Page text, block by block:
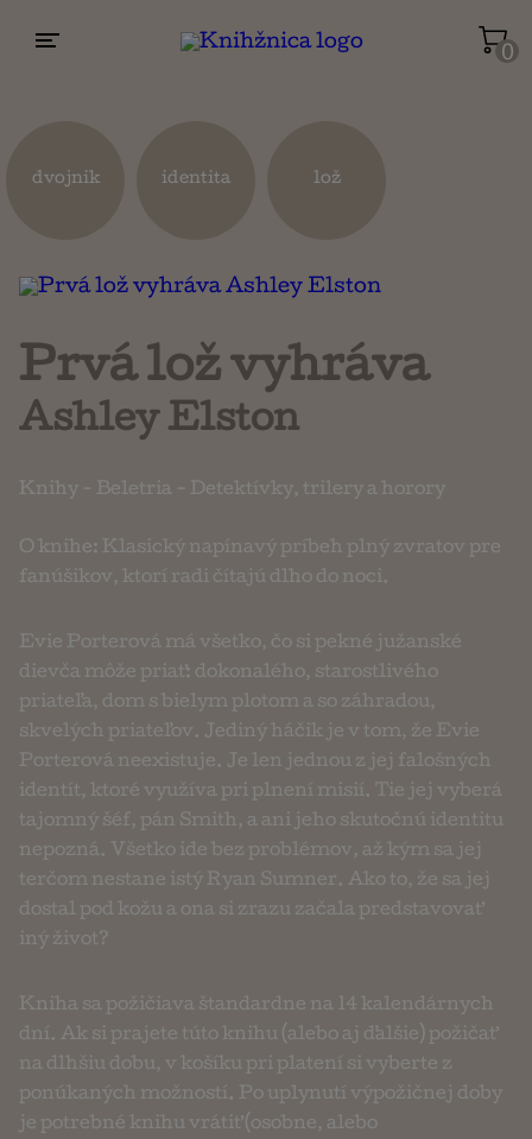
0
dvojnik identita lož
Prvá lož vyhráva
Ashley Elston
Knihy - Beletria - Detektívky, trilery a horory
O knihe: Klasický napínavý príbeh plný zvratov pre
fanúšikov, ktorí radi čítajú dlho do noci.
Evie Porterová má všetko, čo si pekné južanské
dievča môže priať: dokonalého, starostlivého
priateľa, dom s bielym plotom a so záhradou,
skvelých priateľov. Jediný háčik je v tom, že Evie
Porterová neexistuje. Je len jednou z jej falošných
identít, ktoré využíva pri plnení misií. Tie jej vyberá
tajomný šéf, pán Smith, a ani jeho skutočnú identitu
nepozná. Všetko ide bez problémov, až kým sa jej
terčom nestane istý Ryan Sumner. Ako to, že sa jej
dostal pod kožu a ona si zrazu začala predstavovať
iný život?
Kniha sa požičiava štandardne na 14 kalendárnych
dní. Ak si prajete túto knihu (alebo aj ďalšie) požičať
na dlhšiu dobu, v košíku pri platení si vyberte z
ponúkaných možností. Po uplynutí výpožičnej doby
je potrebné knihu vrátiť (osobne, alebo